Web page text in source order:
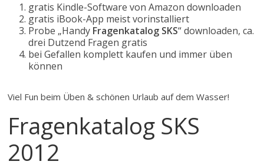
gratis Kindle-Software von Amazon downloaden
gratis iBook-App meist vorinstalliert
Probe „Handy Fragenkatalog SKS“ downloaden, ca.
drei Dutzend Fragen gratis
bei Gefallen komplett kaufen und immer üben
können
Viel Fun beim Üben & schönen Urlaub auf dem Wasser!
Fragenkatalog SKS
2012